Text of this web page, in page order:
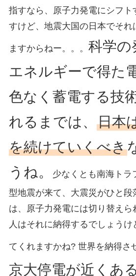
指すなら、原子力発電にシフト
すけど、地震大国の日本でそれ
ますからねー。。。 科学の
エネルギーで得た
色なく蓄電する技
れるまでは、 日本
を続けていくべき
うね。
少なくとも南海トラ
型地震が来て、大震災がひと段
は、原子力発電には切り替えら
人はそれに納得するでしょうけ
てくれますかね? 世界を納得さ
京大停電が近くあ